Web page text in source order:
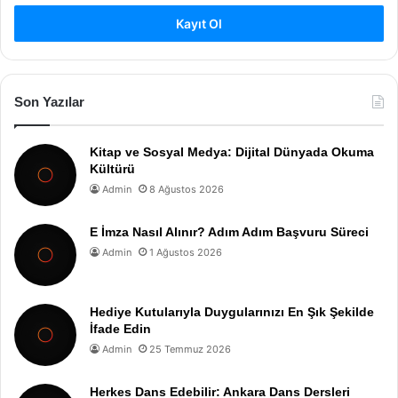
Kayıt Ol
Son Yazılar
Kitap ve Sosyal Medya: Dijital Dünyada Okuma
Kültürü
Admin 8 Ağustos 2026
E İmza Nasıl Alınır? Adım Adım Başvuru Süreci
Admin 1 Ağustos 2026
Hediye Kutularıyla Duygularınızı En Şık Şekilde
İfade Edin
Admin 25 Temmuz 2026
Herkes Dans Edebilir: Ankara Dans Dersleri